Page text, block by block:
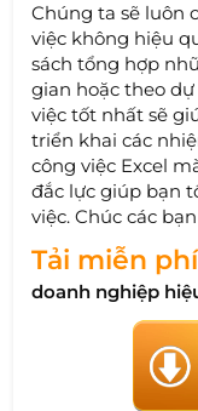
Chúng ta sẽ luôn
việc không hiệu
sách tổng hợp
gian hoặc theo
việc tốt nhất sẽ
triển khai các
công việc Excel
đắc lực giúp bạn
việc. Chúc các
Tải miễn phí
doanh nghiệp